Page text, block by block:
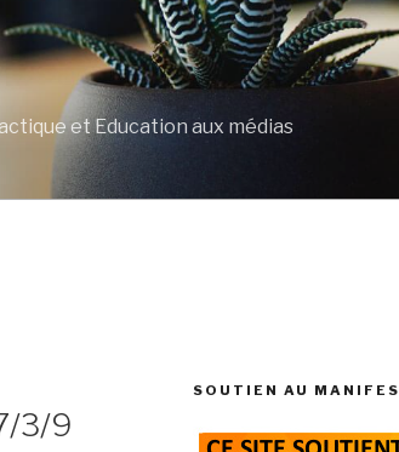
et Education aux médias
3/9
SOUTIEN AU